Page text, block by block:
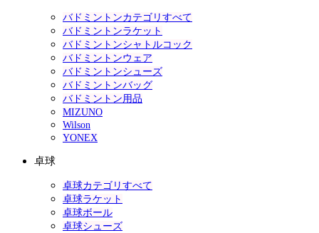
バドミントンカテゴリすべて
バドミントンラケット
バドミントンシャトルコック
バドミントンウェア
バドミントンシューズ
バドミントンバッグ
バドミントン用品
MIZUNO
Wilson
YONEX
卓球
卓球カテゴリすべて
卓球ラケット
卓球ボール
卓球シューズ